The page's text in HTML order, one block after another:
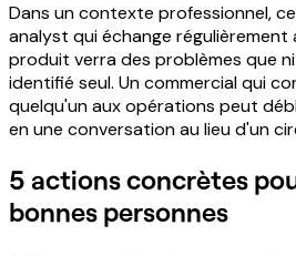
Dans un contexte professionnel,
analyst qui échange régulièrement
produit verra des problèmes que
identifié seul. Un commercial qui
quelqu'un aux opérations peut
en une conversation au lieu d'un
5 actions concrètes
bonnes personnes